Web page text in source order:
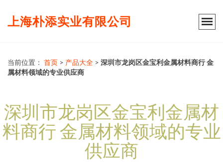
上海朴添实业有限公司
当前位置： 首页 > 产品大全 > 深圳市龙岗区金宝利金属材料商行 金
属材料领域的专业供应商
深圳市龙岗区金宝利金属材
料商行 金属材料领域的专业
供应商